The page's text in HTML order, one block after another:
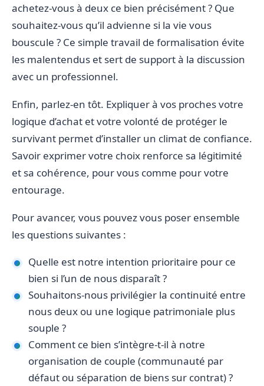
achetez-vous à deux ce bien précisément ? Que
souhaitez-vous qu’il advienne si la vie vous
bouscule ? Ce simple travail de formalisation évite
les malentendus et sert de support à la discussion
avec un professionnel.
Enfin, parlez-en tôt. Expliquer à vos proches votre
logique d’achat et votre volonté de protéger le
survivant permet d’installer un climat de confiance.
Savoir exprimer votre choix renforce sa légitimité
et sa cohérence, pour vous comme pour votre
entourage.
Pour avancer, vous pouvez vous poser ensemble
les questions suivantes :
Quelle est notre intention prioritaire pour ce
bien si l’un de nous disparaît ?
Souhaitons-nous privilégier la continuité entre
nous deux ou une logique patrimoniale plus
souple ?
Comment ce bien s’intègre-t-il à notre
organisation de couple (communauté par
défaut ou séparation de biens sur contrat) ?